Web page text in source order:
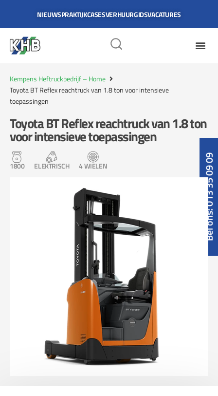
Bel ons: 013 35 09 09
NIEUWSPRAKTIJKCASESVERHUURGIDSVACATURES
Kempens Heftruckbedrijf – Home
Toyota BT Reflex reachtruck van 1.8 ton voor intensieve
toepassingen
Toyota BT Reflex reachtruck van 1.8 ton
voor intensieve toepassingen
1800 ELEKTRISCH 4 WIELEN